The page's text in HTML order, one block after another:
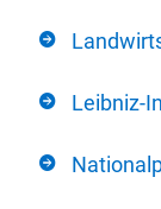
Leibniz-